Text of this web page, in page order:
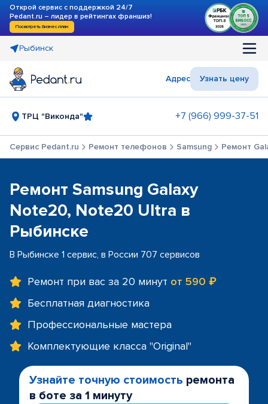
Открой сервис с поддержкой 24/7
Pedant.ru – лидер в рейтингах франшиз!
Посмотреть бизнес-план
Рыбинск
Адрес Узнать цену
ТРЦ "Виконда" +7 (966) 999-37-51
Сервис Pedant.ru Ремонт телефонов Samsung Ремонт
Ремонт Samsung Galaxy
Note20, Note20 Ultra в
Рыбинске
В Рыбинске 1 сервис, в России 707 сервисов
Ремонт при вас за 20 минут от 590 ₽
Бесплатная диагностика
Профессиональные мастера
Комплектующие класса "Original"
Узнайте точную стоимость ремонта
в боте за 1 минуту